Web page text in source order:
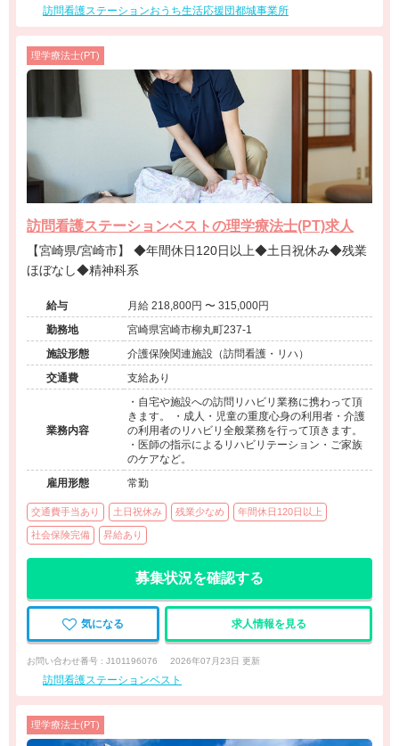
訪問看護ステーションおうち生活応援団都城事業所
理学療法士(PT)
訪問看護ステーションベストの理学療法士(PT)求人
【宮崎県/宮崎市】 ◆年間休日120日以上◆土日祝休み◆残業
ほぼなし◆精神科系
給与
月給 218,800円 〜 315,000円
勤務地
宮崎県宮崎市柳丸町237-1
施設形態
介護保険関連施設（訪問看護・リハ）
交通費
支給あり
業務内容
・自宅や施設への訪問リハビリ業務に携わって頂
きます。 ・成人・児童の重度心身の利用者・介護
の利用者のリハビリ全般業務を行って頂きます。
・医師の指示によるリハビリテーション・ご家族
のケアなど。
雇用形態
常勤
交通費手当あり 土日祝休み 残業少なめ 年間休日120日以上
社会保険完備 昇給あり
募集状況を確認する
気になる 求人情報を見る
お問い合わせ番号 : J101196076 2026年07月23日 更新
訪問看護ステーションベスト
理学療法士(PT)